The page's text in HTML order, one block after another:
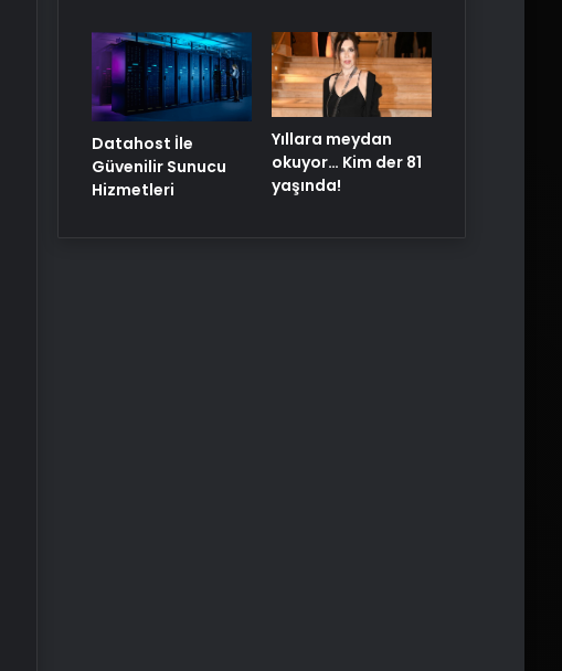
Datahost İle
Güvenilir Sunucu
Hizmetleri
Yıllara meydan
okuyor… Kim der 81
yaşında!